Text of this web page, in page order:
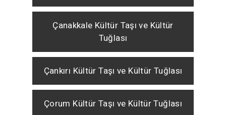
Çanakkale Kültür Taşı ve Kültür
Tuğlası
Çankırı Kültür Taşı ve Kültür Tuğlası
Çorum Kültür Taşı ve Kültür Tuğlası